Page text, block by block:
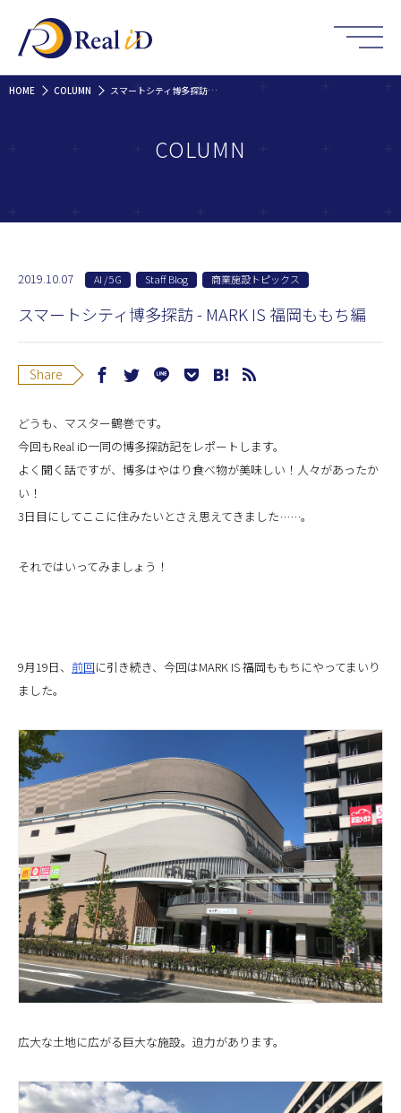
HOME COLUMN スマートシティ博多探訪 - MARK IS 福岡ももち編
COLUMN
2019.10.07 AI / 5G Staff Blog 商業施設トピックス
スマートシティ博多探訪 - MARK IS 福岡ももち編
Share
どうも、マスター鶴巻です。
今回もReal iD一同の博多探訪記をレポートします。
よく聞く話ですが、博多はやはり食べ物が美味しい！人々があったか
い！
3日目にしてここに住みたいとさえ思えてきました……。
それではいってみましょう！
9月19日、 前回に引き続き、今回はMARK IS 福岡ももちにやってまいり
ました。
広大な土地に広がる巨大な施設。迫力があります。